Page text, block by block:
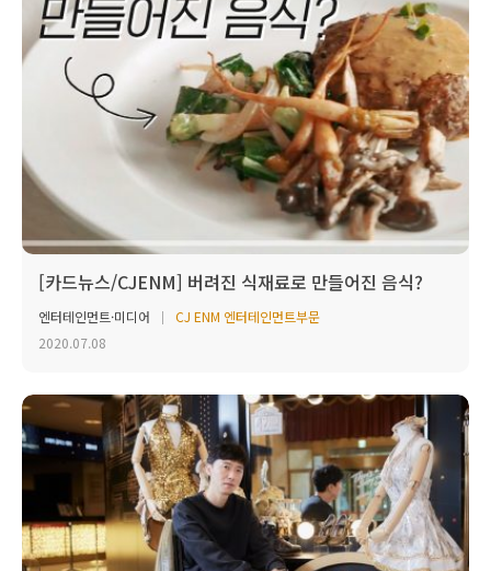
[카드뉴스/CJENM] 버려진 식재료로 만들어진 음식?
엔터테인먼트·미디어
CJ ENM 엔터테인먼트부문
2020.07.08